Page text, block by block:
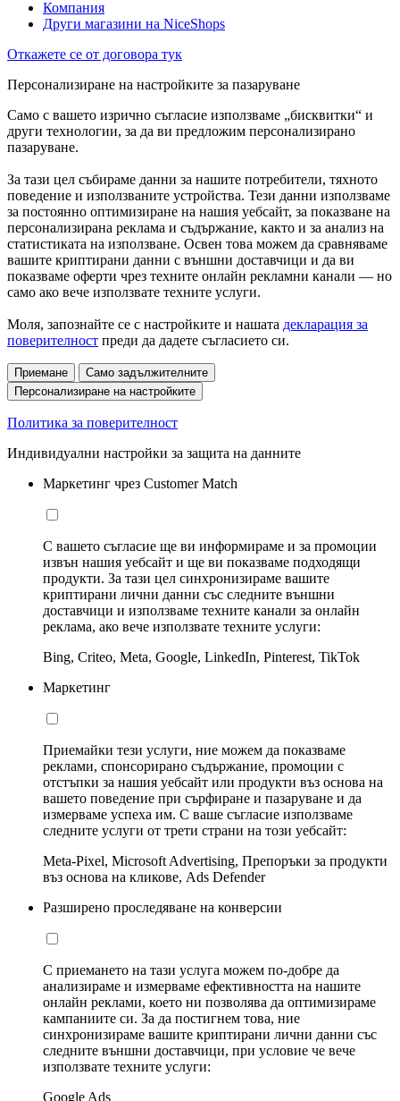
Компания
Други магазини на NiceShops
Откажете се от договора тук
Персонализиране на настройките за пазаруване
Само с вашето изрично съгласие използваме „бисквитки“ и
други технологии, за да ви предложим персонализирано
пазаруване.
За тази цел събираме данни за нашите потребители, тяхното
поведение и използваните устройства. Тези данни използваме
за постоянно оптимизиране на нашия уебсайт, за показване на
персонализирана реклама и съдържание, както и за анализ на
статистиката на използване. Освен това можем да сравняваме
вашите криптирани данни с външни доставчици и да ви
показваме оферти чрез техните онлайн рекламни канали — но
само ако вече използвате техните услуги.
Моля, запознайте се с настройките и нашата декларация за
поверителност преди да дадете съгласието си.
Приемане
Само задължителните
Персонализиране на настройките
Политика за поверителност
Индивидуални настройки за защита на данните
Маркетинг чрез Customer Match
С вашето съгласие ще ви информираме и за промоции
извън нашия уебсайт и ще ви показваме подходящи
продукти. За тази цел синхронизираме вашите
криптирани лични данни със следните външни
доставчици и използваме техните канали за онлайн
реклама, ако вече използвате техните услуги:
Bing, Criteo, Meta, Google, LinkedIn, Pinterest, TikTok
Маркетинг
Приемайки тези услуги, ние можем да показваме
реклами, спонсорирано съдържание, промоции с
отстъпки за нашия уебсайт или продукти въз основа на
вашето поведение при сърфиране и пазаруване и да
измерваме успеха им. С ваше съгласие използваме
следните услуги от трети страни на този уебсайт:
Meta-Pixel, Microsoft Advertising, Препоръки за продукти
въз основа на кликове, Ads Defender
Разширено проследяване на конверсии
С приемането на тази услуга можем по-добре да
анализираме и измерваме ефективността на нашите
онлайн реклами, което ни позволява да оптимизираме
кампаниите си. За да постигнем това, ние
синхронизираме вашите криптирани лични данни със
следните външни доставчици, при условие че вече
използвате техните услуги:
Google Ads